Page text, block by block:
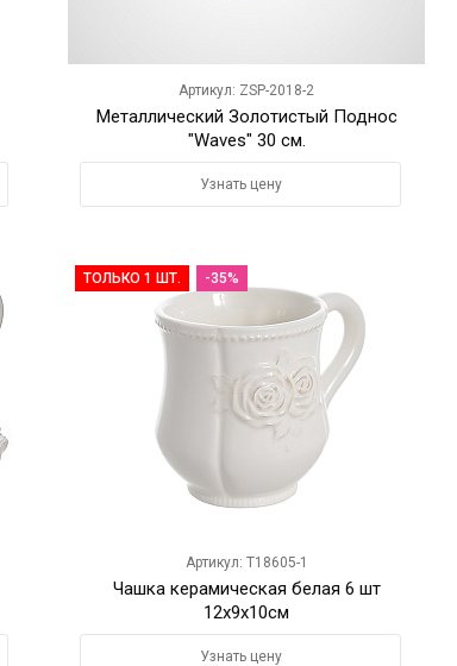
Артикул: ZSP-2018-2
Металлический Золотистый Поднос
"Waves" 30 см.
Узнать цену
ТОЛЬКО 1 ШТ. -35%
Артикул: T18605-1
Чашка керамическая белая 6 шт
12х9х10см
Узнать цену